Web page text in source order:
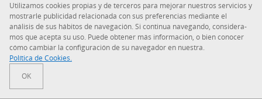
Artículos similares
Uti­li­za­mos cookies propias y de terceros para mejorar nuestros servicios y
mostrarle pu­bli­ci­dad re­la­cio­na­da con sus pre­fe­re­n­cias mediante el
análisis de sus hábitos de na­ve­ga­ción. Si continua navegando, co­n­si­de­ra­
mos que acepta su uso. Puede obtener más in­fo­r­ma­ción, o bien conocer
cómo cambiar la co­n­fi­gu­ra­ción de su navegador en nuestra.
Política de Cookies.
OK